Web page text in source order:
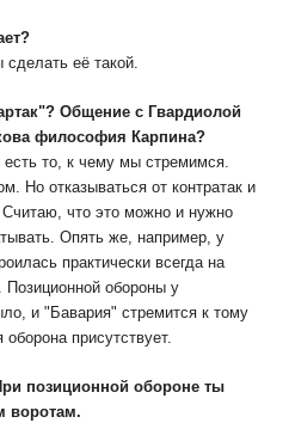
её такой.
Общение с Гвардиолой
философия Карпина?
то, к чему мы стремимся.
Но отказываться от контратак и
что это можно и нужно
Опять же, например, у
практически всегда на
Позиционной обороны у
и "Бавария" стремится к тому
присутствует.
позиционной обороне ты
воротам.